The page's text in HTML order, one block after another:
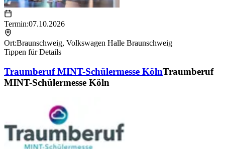
Termin:07.10.2026
Ort:Braunschweig, Volkswagen Halle Braunschweig
Tippen für Details
Traumberuf MINT-Schülermesse KölnTraumberuf
MINT-Schülermesse Köln